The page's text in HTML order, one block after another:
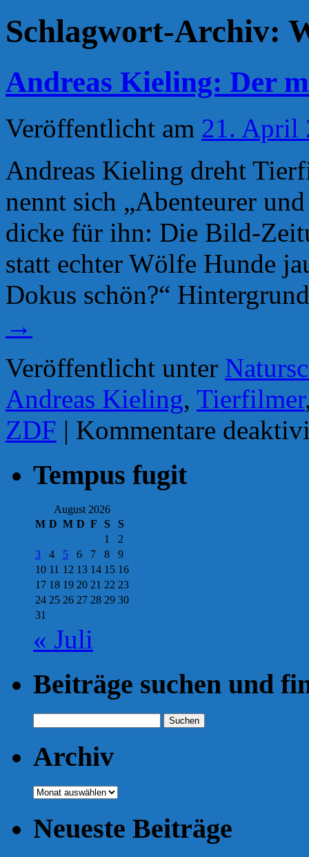
Schlagwort-Archiv:
Andreas Kieling: Der
Veröffentlicht am 21. April
Andreas Kieling dreht
nennt sich „Abenteurer
dicke für ihn: Die Bild-
statt echter Wölfe Hunde
Dokus schön?“
→
Veröffentlicht unter
Andreas Kieling, Tierfilmer
ZDF | Kommentare
Tempus fugit
August 2026
M D M D F S
S
1
2
3
4 5 6 7 8
9
10 11 12 13 14 15 16
17 18 19 20 21 22 23
24 25 26 27 28 29 30
31
« Juli
Beiträge suchen und
nach:
Archiv
Archiv
Neueste Beiträge